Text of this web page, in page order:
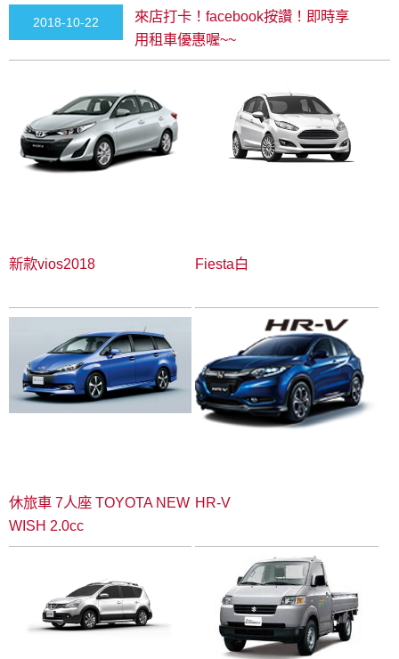
2018-10-22
00:00:00
來店打卡！facebook按讚！即時享
用租車優惠喔~~
新款vios2018 Fiesta白
休旅車 7人座 TOYOTA NEW
WISH 2.0cc
HR-V